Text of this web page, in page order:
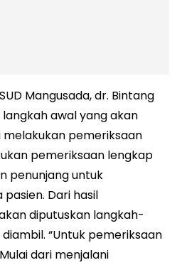
Mangusada, dr. Bintang
awal yang akan
melakukan pemeriksaan
pemeriksaan lengkap
penunjang untuk
Dari hasil
diputuskan langkah-
“Untuk pemeriksaan
dari menjalani